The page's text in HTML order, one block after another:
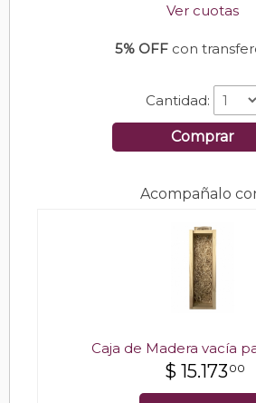
Ver cuotas
5% OFFcon
Cantidad:
Comprar
Acompañalo
Caja de Madera vacía
$ 15.173 00